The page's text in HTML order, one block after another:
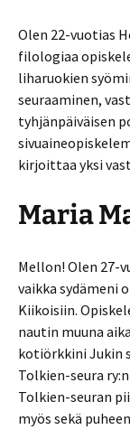
Olen 22-vuotias
filologiaa
liharuokien
seuraaminen,
tyhjänpäiväisen
kirjoittaa yksi
Maria
Mellon! Olen 27-
vaikka sydämeni
Kiikoisiin.
nautin muuna
kotiörkkini Jukin
Tolkien-seura
Tolkien-seuran
myös sekä